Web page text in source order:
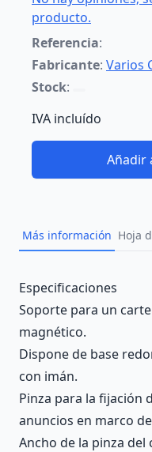
producto.
Referencia:
Fabricante: Varios
Stock:
IVA incluído
Añadir
Más información Hoja
Description
Especificaciones
Soporte para un
magnético.
Dispone de base
con imán.
Pinza para la fijación
anuncios en marco
Ancho de la pinza del